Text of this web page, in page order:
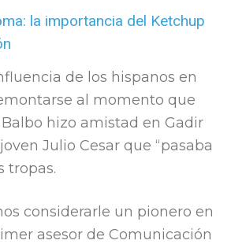
la importancia del Ketchup
de los hispanos en
al momento que
hizo amistad en Gadir
Julio Cesar que “pasaba
tropas.
considerarle un pionero en
asesor de Comunicación